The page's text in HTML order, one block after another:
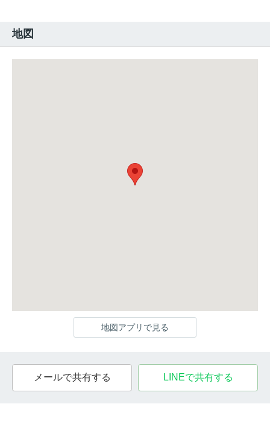
地図
地図アプリで見る
メールで共有する LINEで共有する